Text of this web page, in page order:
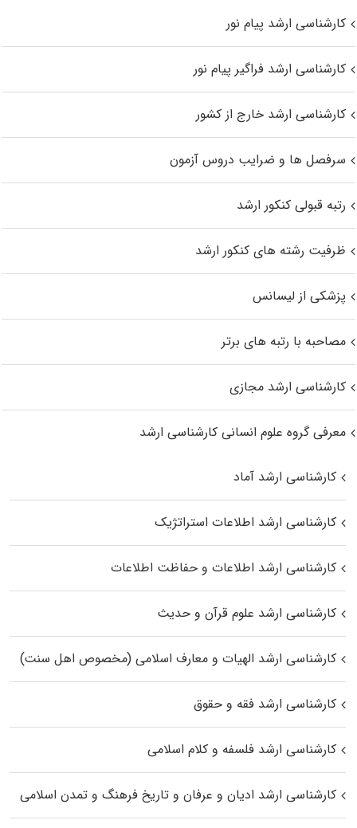
کارشناسی ارشد پیام نور
کارشناسی ارشد فراگیر پیام نور
کارشناسی ارشد خارج از کشور
سرفصل ها و ضرایب دروس آزمون
رتبه قبولی کنکور ارشد
ظرفیت رشته های کنکور ارشد
پزشکی از لیسانس
مصاحبه با رتبه های برتر
کارشناسی ارشد مجازی
معرفی گروه علوم انسانی کارشناسی ارشد
کارشناسی ارشد آماد
کارشناسی ارشد اطلاعات استراتژیک
کارشناسی ارشد اطلاعات و حفاظت اطلاعات
کارشناسی ارشد علوم قرآن و حدیث
کارشناسی ارشد الهیات و معارف اسلامی (مخصوص اهل سنت)
کارشناسی ارشد فقه و حقوق
کارشناسی ارشد فلسفه و کلام اسلامی
کارشناسی ارشد ادیان و عرفان و تاریخ فرهنگ و تمدن اسلامی